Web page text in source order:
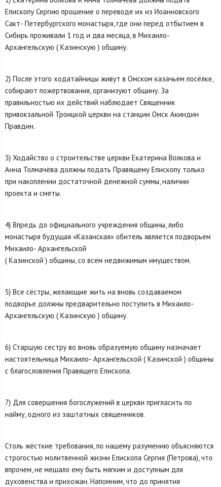
Епископу Сергию прошение о переводе их из Иоанновского
Сакт- Петербургского монастыря, где они перед отбытием в
Сибирь проживали 1 год и два месяца, в Михаило-
Архангельскую ( Казинскую ) общину.
2) После этого ходатайницы живут в Омском казачьем посёлке,
собирают пожертвования, организуют общину. За
правильностью их действий наблюдает Священник
привокзальной Троицкой церкви на станции Омск Акиндин
Правдин.
3) Ходайство о строительстве церкви Екатерина Волкова и
Анна Толмачёва должны подать Правящему Епископу только
при накоплении достаточной денежной суммы, наличии
проекта и сметы.
4) Впредь до официального учреждения общины, либо
монастыря будущая «Казанская» обитель является подворьем
Михаило- Архангельской
( Казинской ) общины, со всем недвижимым имуществом.
5) Все сёстры, желающие жить на вновь создаваемом
подворье должны предварительно поступить в Михаило-
Архангельскую ( Казинскую ) общину.
6) Старшую сестру во вновь образуемую общину назначает
настоятельница Михаило- Архангельской ( Казинской ) общины
с благословления Правящего Епископа.
7) Для совершения богослужений в церкви пригласить по
найму, одного из заштатных священников.
Столь жёсткие требования, по нашему разумению объясняются
строгостью молитвенной жизни Епископа Сергия (Петрова), что
впрочем, не мешало ему быть мягким и доступным для
духовенства и прихожан. Напомним, что до принятия